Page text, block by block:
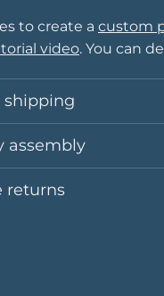
to create a custom
video. You can
shipping
assembly
returns